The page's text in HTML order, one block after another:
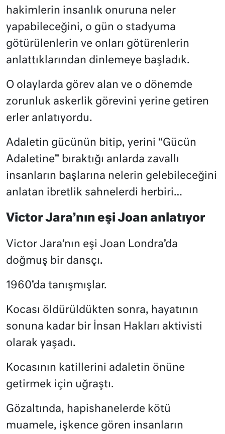
hakimlerin insanlık onuruna neler
yapabileceğini, o gün o stadyuma
götürülenlerin ve onları götürenlerin
anlattıklarından dinlemeye başladık.
O olaylarda görev alan ve o dönemde
zorunluk askerlik görevini yerine getiren
erler anlatıyordu.
Adaletin gücünün bitip, yerini “Gücün
Adaletine” bıraktığı anlarda zavallı
insanların başlarına nelerin gelebileceğini
anlatan ibretlik sahnelerdi herbiri…
Victor Jara’nın eşi Joan anlatıyor
Victor Jara’nın eşi Joan Londra’da
doğmuş bir dansçı.
1960’da tanışmışlar.
Kocası öldürüldükten sonra, hayatının
sonuna kadar bir İnsan Hakları aktivisti
olarak yaşadı.
Kocasının katillerini adaletin önüne
getirmek için uğraştı.
Gözaltında, hapishanelerde kötü
muamele, işkence gören insanların